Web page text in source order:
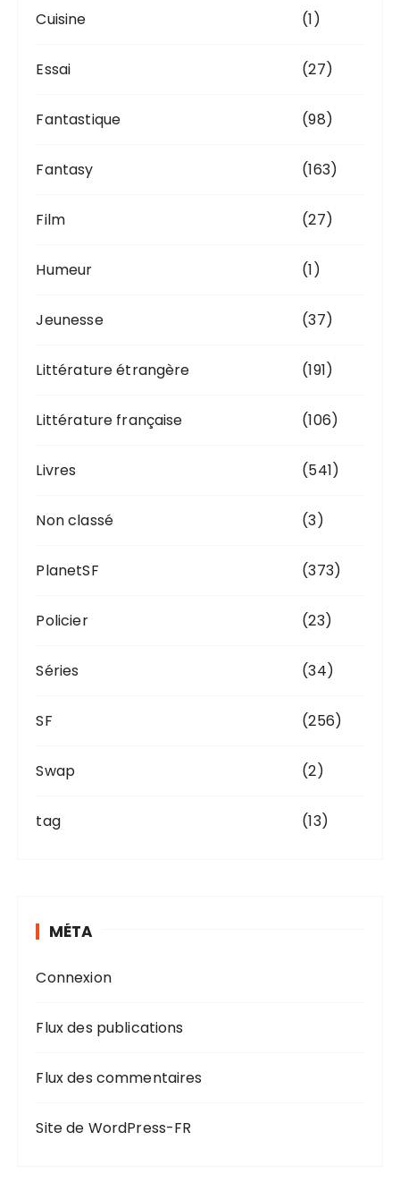
Cuisine (1)
Essai (27)
Fantastique (98)
Fantasy (163)
Film (27)
Humeur (1)
Jeunesse (37)
Littérature étrangère (191)
Littérature française (106)
Livres (541)
Non classé (3)
PlanetSF (373)
Policier (23)
Séries (34)
SF (256)
Swap (2)
tag (13)
MÉTA
Connexion
Flux des publications
Flux des commentaires
Site de WordPress-FR